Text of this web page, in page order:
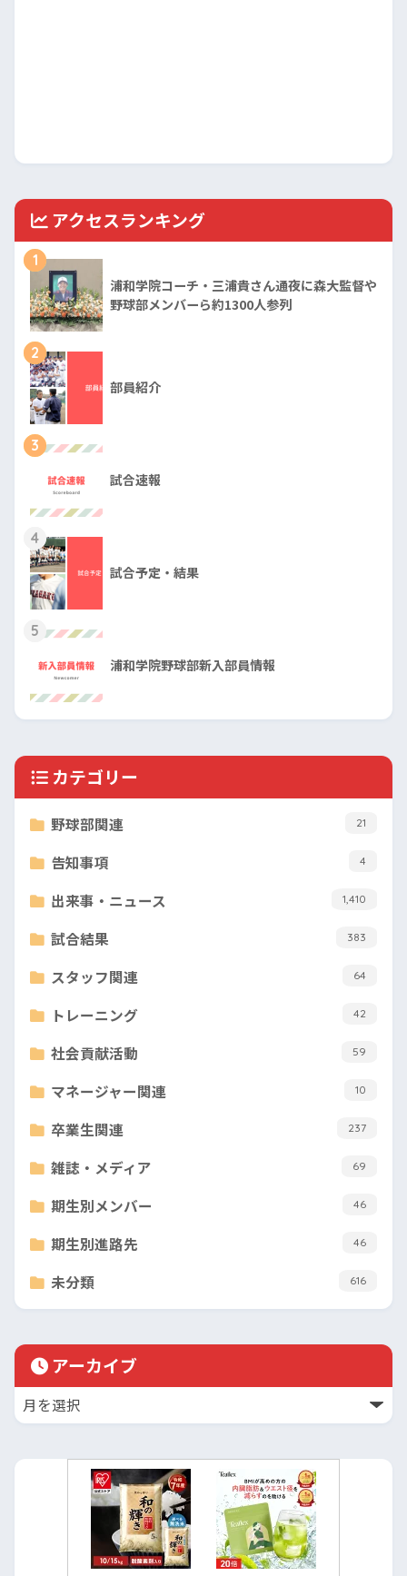
アクセスランキング
1
浦和学院コーチ・三浦貴さん通夜に森大監督や
野球部メンバーら約1300人参列
2
部員紹介
3
試合速報
4
試合予定・結果
5
浦和学院野球部新入部員情報
カテゴリー
野球部関連 21
告知事項 4
出来事・ニュース 1,410
試合結果 383
スタッフ関連 64
トレーニング 42
社会貢献活動 59
マネージャー関連 10
卒業生関連 237
雑誌・メディア 69
期生別メンバー 46
期生別進路先 46
未分類 616
アーカイブ